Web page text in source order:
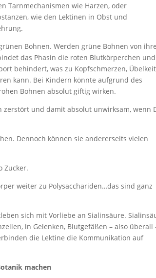
Tarnmechanismen wie Harzen, oder
wie den Lektinen in Obst und
Bohnen. Werden grüne Bohnen von
das Phasin die roten Blutkörperchen und
behindert, was zu Kopfschmerzen,
kann. Bei Kindern könnte aufgrund des
Bohnen absolut giftig wirken.
und damit absolut unwirksam, wenn
Dennoch können sie andererseits vielen
Zucker.
weiter zu Polysacchariden…das sind ganz
sich mit Vorliebe an Sialinsäure.
in Gelenken, Blutgefäßen – also überall
die Lektine die Kommunikation auf
machen